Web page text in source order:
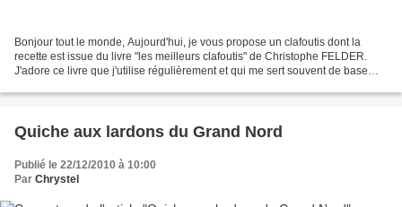
Bonjour tout le monde, Aujourd'hui, je vous propose un clafoutis dont la
recette est issue du livre "les meilleurs clafoutis" de Christophe FELDER.
J'adore ce livre que j'utilise régulièrement et qui me sert souvent de base
Quiche aux lardons du Grand Nord
Publié le 22/12/2010 à 10:00
Par Chrystel